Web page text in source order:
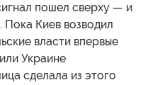
пошел сверху — и
Пока Киев возводил
власти впервые
Украине
сделала из этого